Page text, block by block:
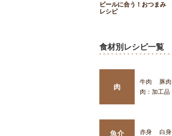
ビールに合う！おつまみ
レシピ
食材別レシピ一覧
肉
牛肉 豚肉
肉：加工品
魚介
赤身 白身